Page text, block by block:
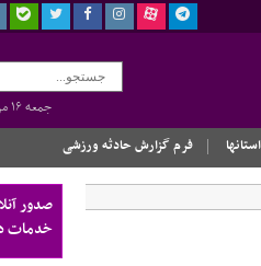
جمعه ۱۶ مرداد ۱۴۰۵ -
استانها فرم گزارش حادثه ورزشی
صدور
خدمات